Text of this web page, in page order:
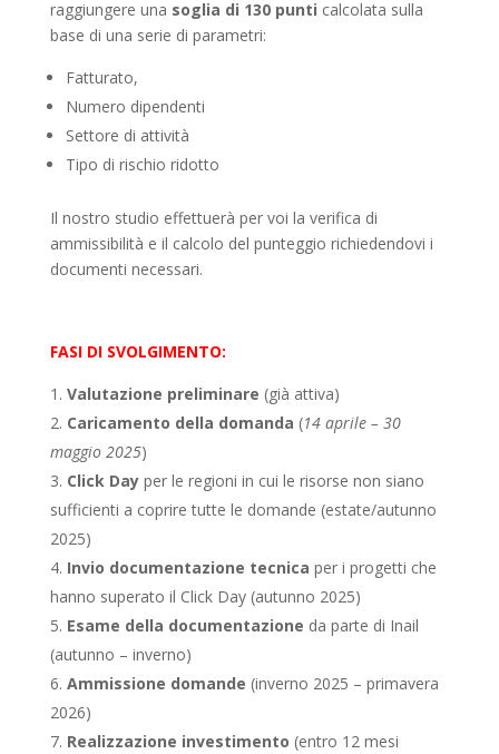
raggiungere una soglia di 130 punti calcolata sulla
base di una serie di parametri:
Fatturato,
Numero dipendenti
Settore di attività
Tipo di rischio ridotto
Il nostro studio effettuerà per voi la verifica di
ammissibilità e il calcolo del punteggio richiedendovi i
documenti necessari.
FASI DI SVOLGIMENTO:
Valutazione preliminare (già attiva)
Caricamento della domanda (14 aprile – 30
maggio 2025)
Click Dayper le regioni in cui le risorse non siano
sufficienti a coprire tutte le domande (estate/autunno
2025)
Invio documentazione tecnica per i progetti che
hanno superato il Click Day (autunno 2025)
Esame della documentazione da parte di Inail
(autunno – inverno)
Ammissione domande (inverno 2025 – primavera
2026)
Realizzazione investimento (entro 12 mesi